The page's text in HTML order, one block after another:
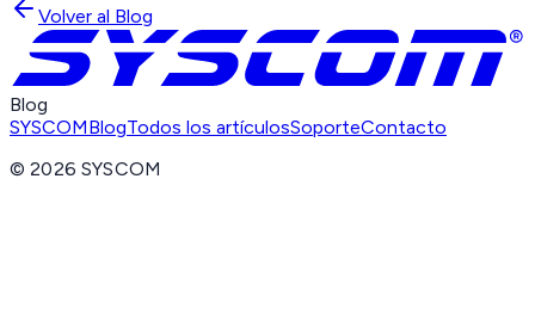
Volver al Blog
Blog
SYSCOMBlogTodos los artículosSoporteContacto
©2026 SYSCOM